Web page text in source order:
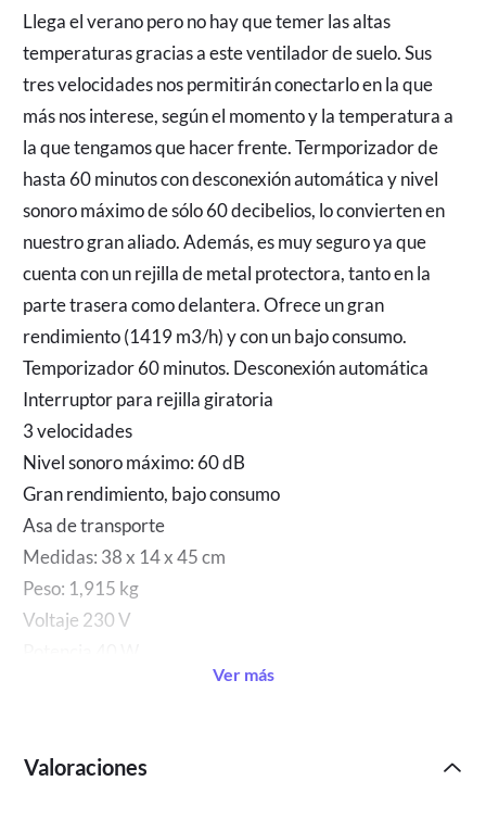
Llega el verano pero no hay que temer las altas
temperaturas gracias a este ventilador de suelo. Sus
tres velocidades nos permitirán conectarlo en la que
más nos interese, según el momento y la temperatura a
la que tengamos que hacer frente. Termporizador de
hasta 60 minutos con desconexión automática y nivel
sonoro máximo de sólo 60 decibelios, lo convierten en
nuestro gran aliado. Además, es muy seguro ya que
cuenta con un rejilla de metal protectora, tanto en la
parte trasera como delantera. Ofrece un gran
rendimiento (1419 m3/h) y con un bajo consumo.
Temporizador 60 minutos. Desconexión automática
Interruptor para rejilla giratoria
3 velocidades
Nivel sonoro máximo: 60 dB
Gran rendimiento, bajo consumo
Asa de transporte
Medidas: 38 x 14 x 45 cm
Peso: 1,915 kg
Voltaje 230 V
Ver más
Valoraciones